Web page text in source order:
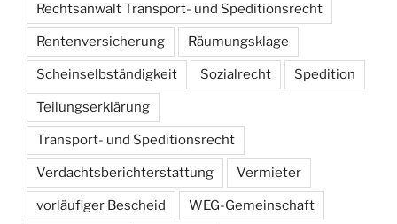
Rechtsanwalt Transport- und Speditionsrecht
Rentenversicherung Räumungsklage
Scheinselbständigkeit Sozialrecht Spedition
Teilungserklärung
Transport- und Speditionsrecht
Verdachtsberichterstattung Vermieter
vorläufiger Bescheid WEG-Gemeinschaft